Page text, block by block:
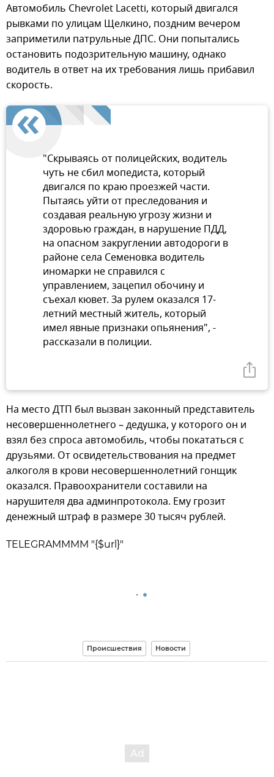
Автомобиль Chevrolet Lacetti, который двигался
рывками по улицам Щелкино, поздним вечером
заприметили патрульные ДПС. Они попытались
остановить подозрительную машину, однако
водитель в ответ на их требования лишь прибавил
скорость.
"Скрываясь от полицейских, водитель
чуть не сбил мопедиста, который
двигался по краю проезжей части.
Пытаясь уйти от преследования и
создавая реальную угрозу жизни и
здоровью граждан, в нарушение ПДД,
на опасном закруглении автодороги в
районе села Семеновка водитель
иномарки не справился с
управлением, зацепил обочину и
съехал кювет. За рулем оказался 17-
летний местный житель, который
имел явные признаки опьянения", -
рассказали в полиции.
На место ДТП был вызван законный представитель
несовершеннолетнего – дедушка, у которого он и
взял без спроса автомобиль, чтобы покататься с
друзьями. От освидетельствования на предмет
алкоголя в крови несовершеннолетний гонщик
оказался. Правоохранители составили на
нарушителя два админпротокола. Ему грозит
денежный штраф в размере 30 тысяч рублей.
TELEGRAMMMM "{$url}"
Происшествия Новости